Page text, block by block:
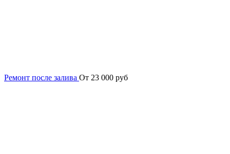
Ремонт после залива От 23 000 руб